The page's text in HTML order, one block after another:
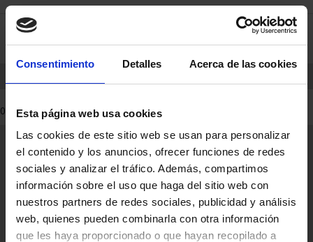
Consentimiento Detalles Acerca de las cookies
Esta página web usa cookies
Las cookies de este sitio web se usan para personalizar
el contenido y los anuncios, ofrecer funciones de redes
sociales y analizar el tráfico. Además, compartimos
información sobre el uso que haga del sitio web con
nuestros partners de redes sociales, publicidad y análisis
web, quienes pueden combinarla con otra información
que les haya proporcionado o que hayan recopilado a
saltar
contenido
Saltar
men
0
0 Productos encontrados
Información General
Contacto
Preguntas Frequentes (FAQs)
Aviso Legal
Condiciones Legales